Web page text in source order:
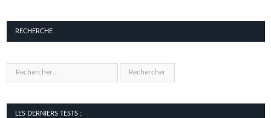
RECHERCHE
LES DERNIERS TESTS :